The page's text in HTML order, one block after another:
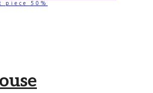
piece 50%